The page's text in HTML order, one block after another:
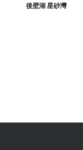
後壁湖 星砂灣